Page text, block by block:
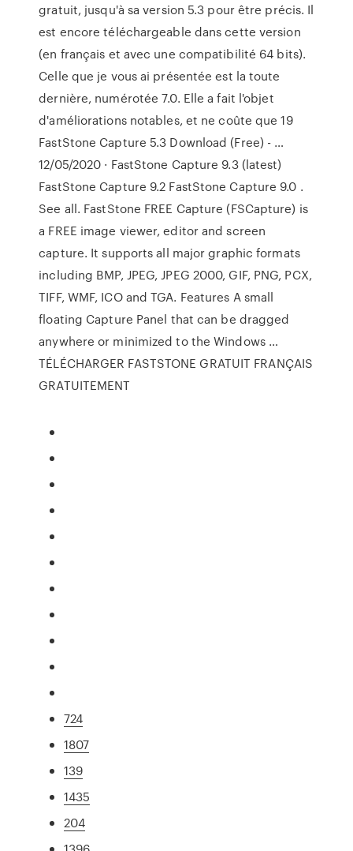
gratuit, jusqu'à sa version 5.3 pour être précis. Il
est encore téléchargeable dans cette version
(en français et avec une compatibilité 64 bits).
Celle que je vous ai présentée est la toute
dernière, numérotée 7.0. Elle a fait l'objet
d'améliorations notables, et ne coûte que 19
FastStone Capture 5.3 Download (Free) - …
12/05/2020 · FastStone Capture 9.3 (latest)
FastStone Capture 9.2 FastStone Capture 9.0 .
See all. FastStone FREE Capture (FSCapture) is
a FREE image viewer, editor and screen
capture. It supports all major graphic formats
including BMP, JPEG, JPEG 2000, GIF, PNG, PCX,
TIFF, WMF, ICO and TGA. Features A small
floating Capture Panel that can be dragged
anywhere or minimized to the Windows …
TÉLÉCHARGER FASTSTONE GRATUIT FRANÇAIS
GRATUITEMENT
724
1807
139
1435
204